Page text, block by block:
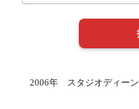
2006年 スタジオディーン